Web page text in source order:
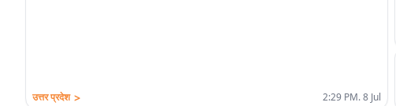
उत्तर प्रदेश > 2:29 PM. 8 Jul